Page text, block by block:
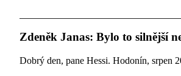
Zdeněk Janas: Bylo to silnější
Dobrý den, pane Hessi. Hodonín, srpen